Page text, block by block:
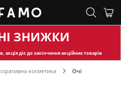
ЗНИЖКИ
акція діє до закінчення акційних товарів
косметика Очі